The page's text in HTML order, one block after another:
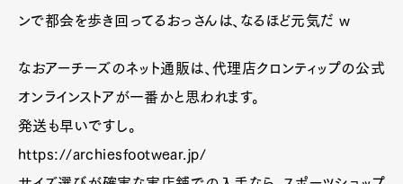
ンで都会を歩き回ってるおっさんは、なるほど元気だ w
なおアーチーズのネット通販は、代理店クロンティップの公式
オンラインストアが一番かと思われます。
発送も早いですし。
https://archiesfootwear.jp/